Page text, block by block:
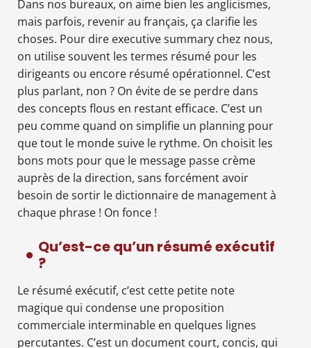
Dans nos bureaux, on aime bien les anglicismes,
mais parfois, revenir au français, ça clarifie les
choses. Pour dire executive summary chez nous,
on utilise souvent les termes résumé pour les
dirigeants ou encore résumé opérationnel. C’est
plus parlant, non ? On évite de se perdre dans
des concepts flous en restant efficace. C’est un
peu comme quand on simplifie un planning pour
que tout le monde suive le rythme. On choisit les
bons mots pour que le message passe crème
auprès de la direction, sans forcément avoir
besoin de sortir le dictionnaire de management à
chaque phrase ! On fonce !
Qu’est-ce qu’un résumé exécutif
?
Le résumé exécutif, c’est cette petite note
magique qui condense une proposition
commerciale interminable en quelques lignes
percutantes. C’est un document court, concis, qui